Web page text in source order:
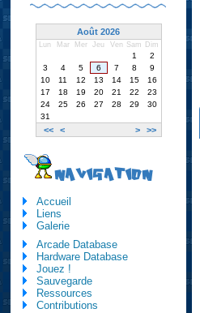
Août 2026
Lun Mar Mer Jeu Ven Sam Dim
<< < > >>
1
2
3
4 5 6 7 8
9
10
11 12 13 14 15
16
17
18 19 20 21 22
23
24
25 26 27 28 29
30
31
NAVIGATION
Accueil
Liens
Galerie
Arcade Database
Hardware Database
Jouez !
Sauvegarde
Ressources
Contributions